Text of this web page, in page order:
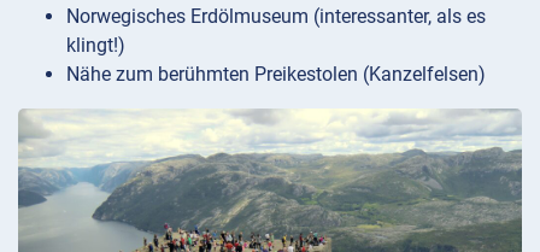
Norwegisches Erdölmuseum (interessanter, als es
klingt!)
Nähe zum berühmten Preikestolen (Kanzelfelsen)